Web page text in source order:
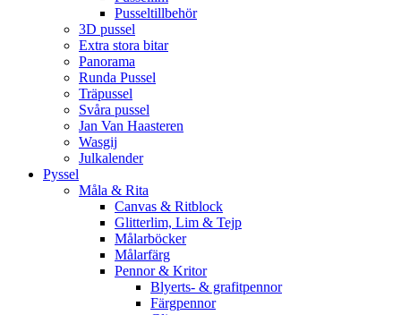
Pusseltillbehör
3D pussel
Extra stora bitar
Panorama
Runda Pussel
Träpussel
Svåra pussel
Jan Van Haasteren
Wasgij
Julkalender
Pyssel
Måla & Rita
Canvas & Ritblock
Glitterlim, Lim & Tejp
Målarböcker
Målarfärg
Pennor & Kritor
Blyerts- & grafitpennor
Färgpennor